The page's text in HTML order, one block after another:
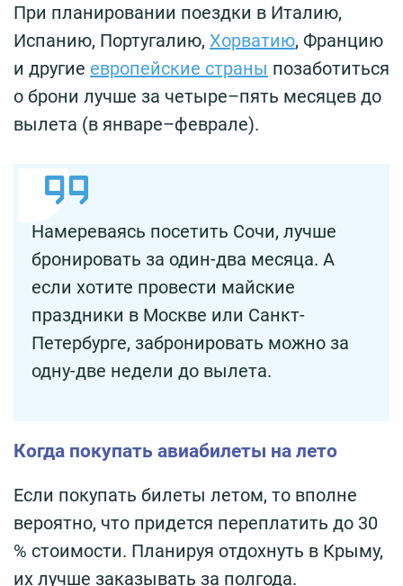
При планировании поездки в Италию,
Испанию, Португалию, Хорватию, Францию
и другие европейские страны позаботиться
о брони лучше за четыре–пять месяцев до
вылета (в январе–феврале).
Намереваясь посетить Сочи, лучше
бронировать за один-два месяца. А
если хотите провести майские
праздники в Москве или Санкт-
Петербурге, забронировать можно за
одну-две недели до вылета.
Когда покупать авиабилеты на лето
Если покупать билеты летом, то вполне
вероятно, что придется переплатить до 30
% стоимости. Планируя отдохнуть в Крыму,
их лучше заказывать за полгода.